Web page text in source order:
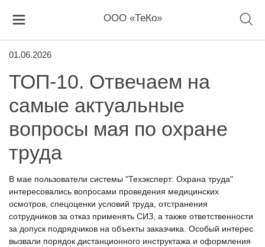
ООО «ТеКо»
01.06.2026
ТОП-10. Отвечаем на
самые актуальные
вопросы мая по охране
труда
В мае пользователи системы "Техэксперт: Охрана труда"
интересовались вопросами проведения медицинских
осмотров, спецоценки условий труда, отстранения
сотрудников за отказ применять СИЗ, а также ответственности
за допуск подрядчиков на объекты заказчика. Особый интерес
вызвали порядок дистанционного инструктажа и оформления